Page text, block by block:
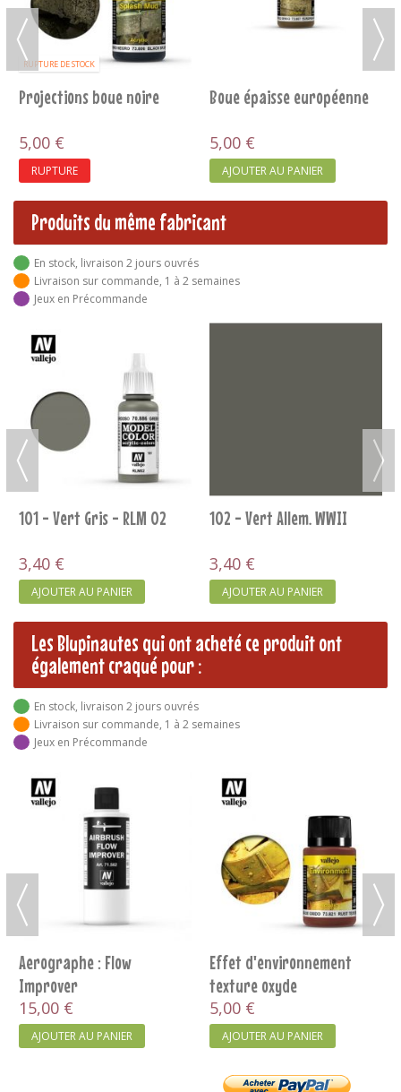
Boue épaisse européenne
5,00 €
AJOUTER AU PANIER
Produits du même fabricant
En stock, livraison 2 jours ouvrés
Livraison sur commande, 1 à 2 semaines
Jeux en Précommande
101 - Vert Gris - RLM 02
3,40 €
AJOUTER AU PANIER
102 - Vert Allem. WWII
3,40 €
AJOUTER AU PANIER
Les Blupinautes qui ont acheté ce produit ont
également craqué pour :
En stock, livraison 2 jours ouvrés
Livraison sur commande, 1 à 2 semaines
Jeux en Précommande
Aerographe : Flow
Improver
15,00 €
AJOUTER AU PANIER
Effet d'environnement
texture oxyde
5,00 €
AJOUTER AU PANIER